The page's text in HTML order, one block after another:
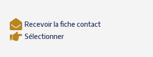
Recevoir la fiche contact
Sélectionner